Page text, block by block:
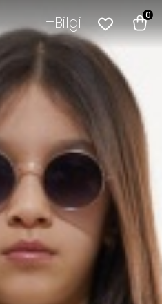
Bilgi 0